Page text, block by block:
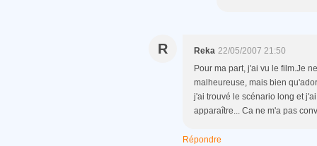
R Reka 22/05/2007 21:50
Pour ma part, j'ai vu le film.Je
malheureuse, mais bien
j'ai trouvé le scénario long et
apparaître... Ca ne m'a pas
Répondre